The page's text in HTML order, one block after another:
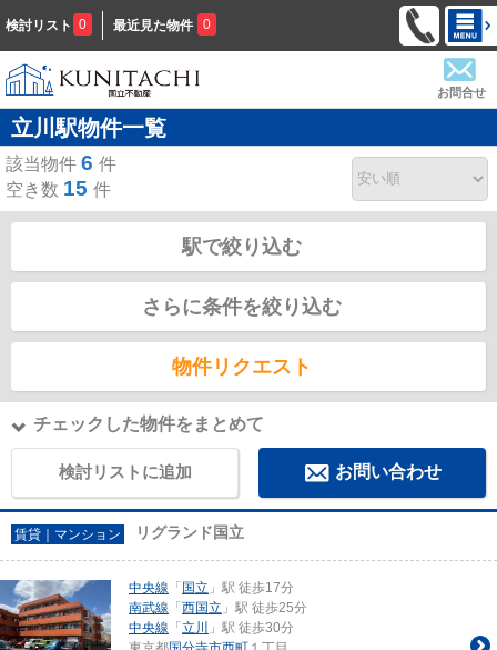
検討リスト 0 最近見た物件 0
お問合せ
立川駅物件一覧
該当物件 6 件
空き数 15 件
駅で絞り込む
さらに条件を絞り込む
物件リクエスト
チェックした物件をまとめて
検討リストに追加 お問い合わせ
賃貸｜マンション リグランド国立
中央線 「 国立 」駅 徒歩17分
南武線 「 西国立 」駅 徒歩25分
中央線 「 立川
」駅 徒歩30分